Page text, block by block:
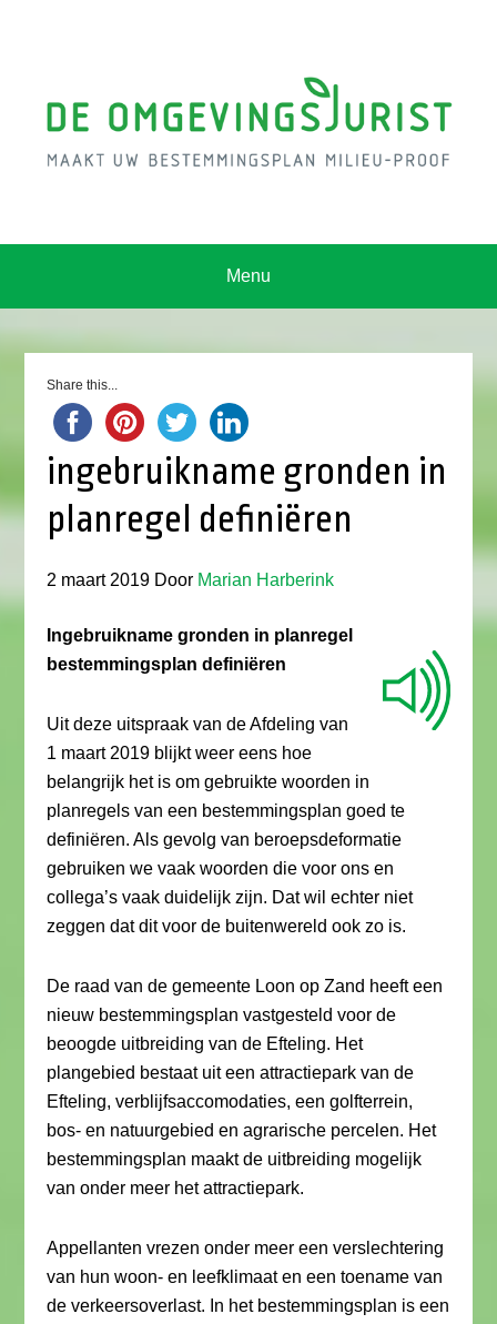
Menu
Share this...
ingebruikname gronden in
planregel definiëren
2 maart 2019 Door Marian Harberink
Ingebruikname gronden in planregel
bestemmingsplan definiëren
Uit deze uitspraak van de Afdeling van
1 maart 2019 blijkt weer eens hoe
belangrijk het is om gebruikte woorden in
planregels van een bestemmingsplan goed te
definiëren. Als gevolg van beroepsdeformatie
gebruiken we vaak woorden die voor ons en
collega’s vaak duidelijk zijn. Dat wil echter niet
zeggen dat dit voor de buitenwereld ook zo is.
De raad van de gemeente Loon op Zand heeft een
nieuw bestemmingsplan vastgesteld voor de
beoogde uitbreiding van de Efteling. Het
plangebied bestaat uit een attractiepark van de
Efteling, verblijfsaccomodaties, een golfterrein,
bos- en natuurgebied en agrarische percelen. Het
bestemmingsplan maakt de uitbreiding mogelijk
van onder meer het attractiepark.
Appellanten vrezen onder meer een verslechtering
van hun woon- en leefklimaat en een toename van
de verkeersoverlast. In het bestemmingsplan is een